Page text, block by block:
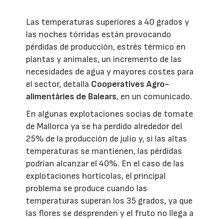
Las temperaturas superiores a 40 grados y
las noches tórridas están provocando
pérdidas de producción, estrés térmico en
plantas y animales, un incremento de las
necesidades de agua y mayores costes para
el sector, detalla Cooperatives Agro-
alimentàries de Balears, en un comunicado.
En algunas explotaciones socias de tomate
de Mallorca ya se ha perdido alrededor del
25% de la producción de julio y, si las altas
temperaturas se mantienen, las pérdidas
podrían alcanzar el 40%. En el caso de las
explotaciones hortícolas, el principal
problema se produce cuando las
temperaturas superan los 35 grados, ya que
las flores se desprenden y el fruto no llega a